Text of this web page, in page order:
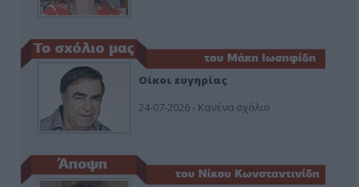
Οίκοι ευγηρίας
24-07-2026 - Κανένα σχόλιο